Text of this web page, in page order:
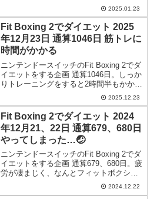
2025.01.23
Fit Boxing 2でダイエット 2025
年12月23日 通算1046日 筋トレに
時間がかかる
ニンテンドースイッチのFit Boxing 2でダ
イエットをする企画 通算1046日。しっか
りトレーニングをすると2時間半もかかる
ので時間を生み出すのが難点ですね。
2025.12.23
Fit Boxing 2でダイエット 2024
年12月21、22日 通算679、680日
やってしまった…🤕
ニンテンドースイッチのFit Boxing 2でダ
イエットをする企画 通算679、680日。疲
労が凄まじく、なんとフィットボクシン
グを起動すること自体を忘れてしまいま
2024.12.22